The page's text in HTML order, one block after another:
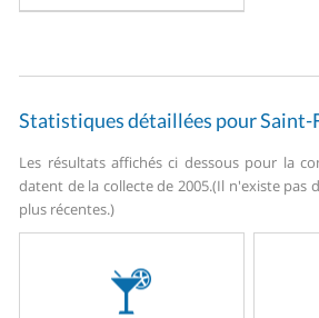
Statistiques détaillées pour
Les résultats affichés ci dessous pour la
datent de la collecte de 2005.(Il n'existe pas
plus récentes.)